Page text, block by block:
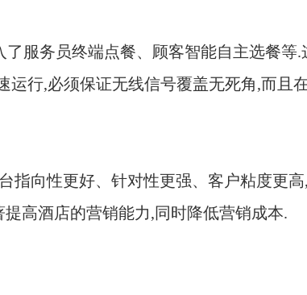
服务员终端点餐、顾客智能自主选餐等.
运行,必须保证无线信号覆盖无死角,而且
指向性更好、针对性更强、客户粘度更高,
提高酒店的营销能力,同时降低营销成本.